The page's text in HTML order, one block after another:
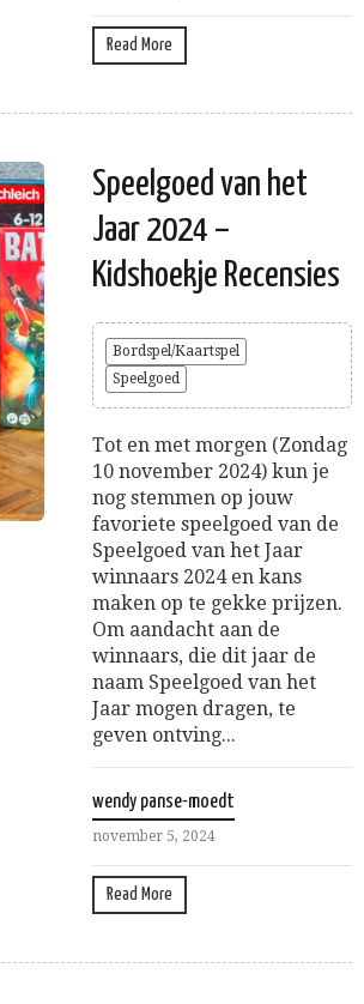
Read More
Speelgoed van het
Jaar 2024 –
Kidshoekje Recensies
Bordspel/Kaartspel
Speelgoed
Tot en met morgen (Zondag
10 november 2024) kun je
nog stemmen op jouw
favoriete speelgoed van de
Speelgoed van het Jaar
winnaars 2024 en kans
maken op te gekke prijzen.
Om aandacht aan de
winnaars, die dit jaar de
naam Speelgoed van het
Jaar mogen dragen, te
geven ontving...
wendy panse-moedt
november 5, 2024
Read More